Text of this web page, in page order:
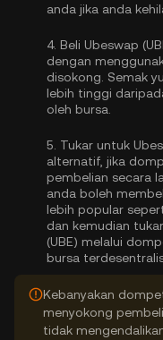
anda jika anda
4. Beli Ubeswap
dengan
disokong. Semak
lebih tinggi
oleh bursa.
5. Tukar untuk
alternatif, jika
pembelian secara
anda boleh
lebih popular
dan kemudian
(UBE) melalui
bursa
Kebanyakan
menyokong
tidak